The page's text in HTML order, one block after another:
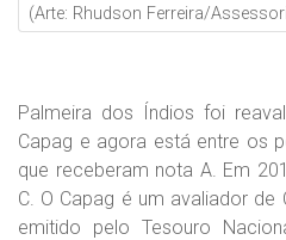
(Arte: Rhudson Ferreira/
Palmeira dos Índios foi
Capag e agora está entre os
que receberam nota A. Em
C. O Capag é um avaliador
emitido pelo Tesouro